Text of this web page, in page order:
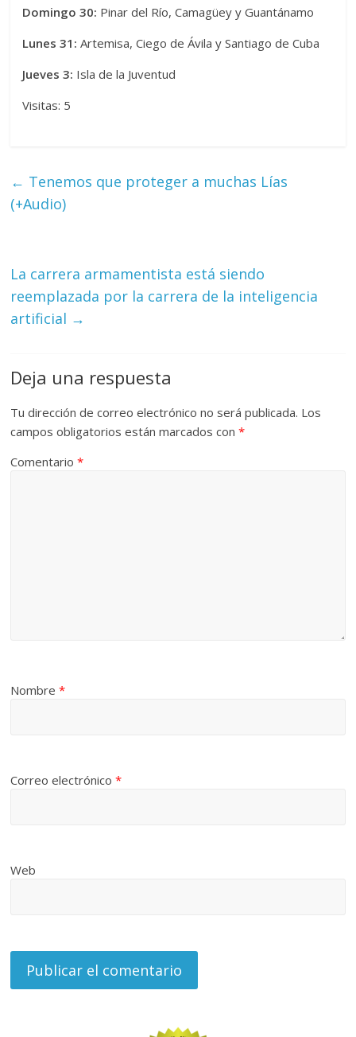
Domingo 30: Pinar del Río, Camagüey y Guantánamo
Lunes 31: Artemisa, Ciego de Ávila y Santiago de Cuba
Jueves 3: Isla de la Juventud
Visitas: 5
← Tenemos que proteger a muchas Lías
(+Audio)
La carrera armamentista está siendo
reemplazada por la carrera de la inteligencia
artificial →
Deja una respuesta
Tu dirección de correo electrónico no será publicada. Los
campos obligatorios están marcados con*
Comentario*
Nombre*
Correo electrónico*
Web